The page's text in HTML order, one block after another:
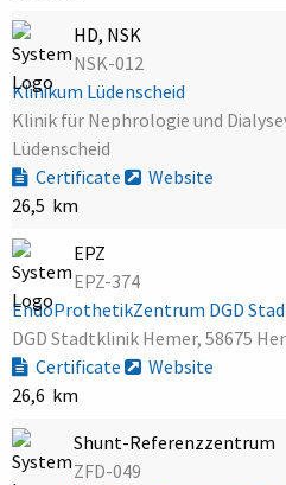
HD, NSK
NSK-012
Klinikum Lüdenscheid
Klinik für Nephrologie und
Lüdenscheid
Certificate
Website
26,5 km
EPZ
EPZ-374
EndoProthetikZentrum DGD
DGD Stadtklinik Hemer, 58675
Certificate
Website
26,6 km
Shunt-Referenzzentrum
ZFD-049